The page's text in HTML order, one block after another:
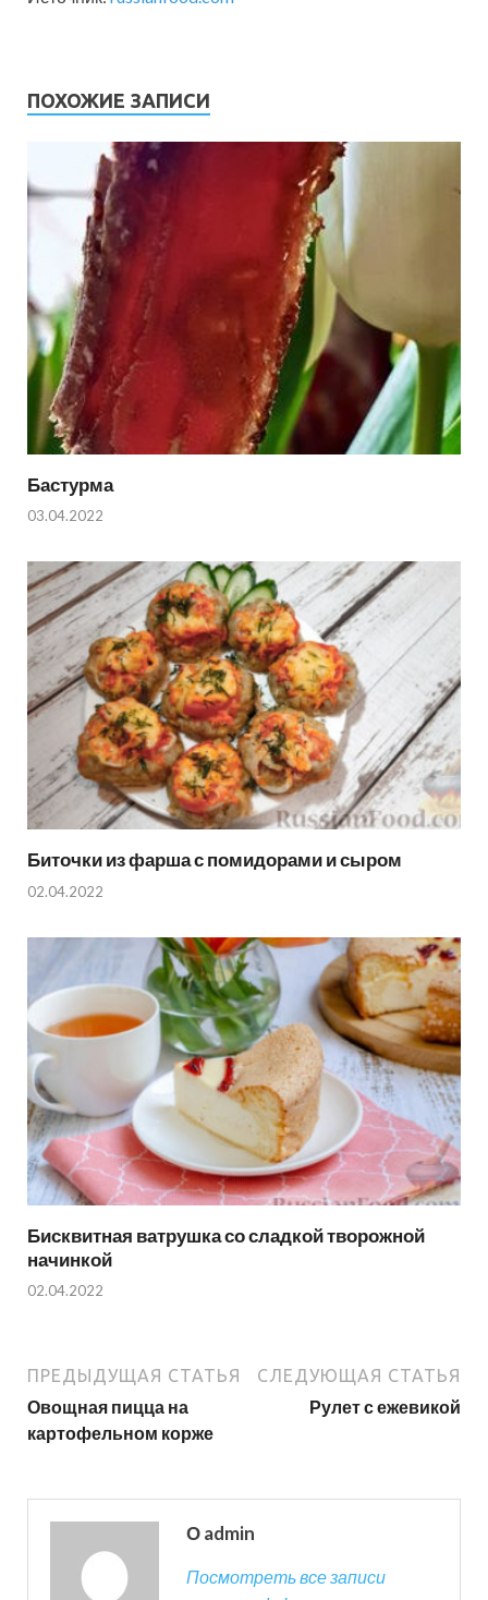
ПОХОЖИЕ ЗАПИСИ
Бастурма
03.04.2022
Биточки из фарша с помидорами и сыром
02.04.2022
Бисквитная ватрушка со сладкой творожной
начинкой
02.04.2022
ПРЕДЫДУЩАЯ СТАТЬЯ
Овощная пицца на
картофельном корже
СЛЕДУЮЩАЯ СТАТЬЯ
Рулет с ежевикой
О admin
Посмотреть все записи